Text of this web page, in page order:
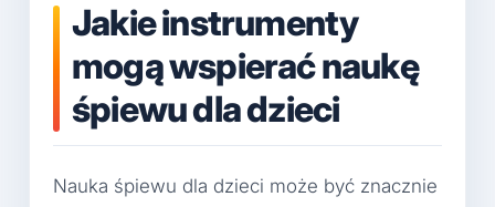
Jakie instrumenty
mogą wspierać naukę
śpiewu dla dzieci
Nauka śpiewu dla dzieci może być znacznie